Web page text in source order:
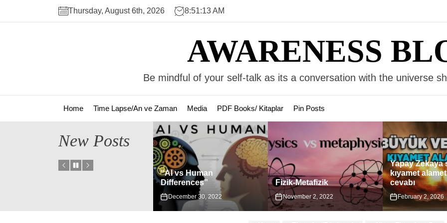
Thursday, August 6th, 2026 8:51:14 AM
AWARENESS
Be mindful of your self-talk as its a conversation with the universe
Home Time Lapse/An ve Zaman Media PDF Books/ Kitaplar Pin Posts
New Posts
“AI vs Human
Differences”
December 30, 2022
Fizik-Metafizik
November 2, 2022
Yapay Zekaya
kıyamet
cevabı
February 2, 2026